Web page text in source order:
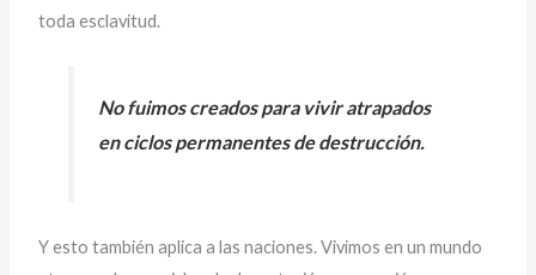
toda esclavitud.
No fuimos creados para vivir atrapados
en ciclos permanentes de destrucción.
Y esto también aplica a las naciones. Vivimos en un mundo